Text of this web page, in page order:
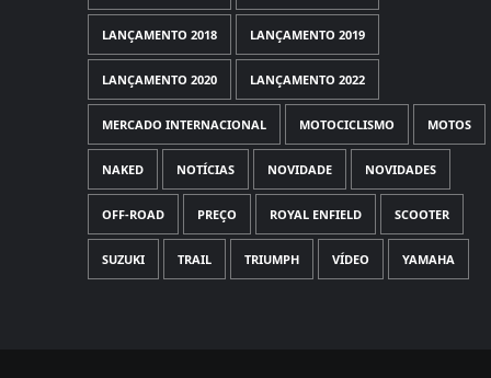
LANÇAMENTO 2018 LANÇAMENTO 2019
LANÇAMENTO 2020 LANÇAMENTO 2022
MERCADO INTERNACIONAL MOTOCICLISMO MOTOS
NAKED NOTÍCIAS NOVIDADE NOVIDADES
OFF-ROAD PREÇO ROYAL ENFIELD SCOOTER
SUZUKI TRAIL TRIUMPH VÍDEO YAMAHA